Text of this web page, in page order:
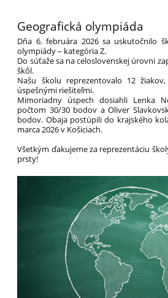
Geografická olympiáda
Dňa 6. februára 2026 sa uskutočnilo
olympiády – kategória Z.
Do súťaže sa na celoslovenskej úrovni
škôl.
Našu školu reprezentovalo 12
úspešnými riešiteľmi.
Mimoriadny úspech dosiahli Lenka
počtom 30/30 bodov a Oliver
bodov. Obaja postúpili do krajského
marca 2026 v Košiciach.
Všetkým ďakujeme za reprezentáciu
prsty!